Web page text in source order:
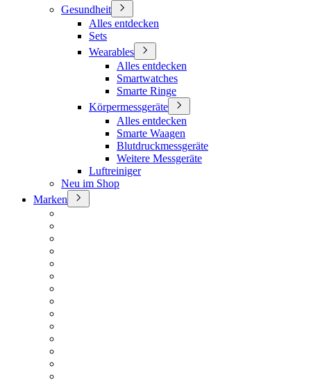
Gesundheit
Alles entdecken
Sets
Wearables
Alles entdecken
Smartwatches
Smarte Ringe
Körpermessgeräte
Alles entdecken
Smarte Waagen
Blutdruckmessgeräte
Weitere Messgeräte
Luftreiniger
Neu im Shop
Marken